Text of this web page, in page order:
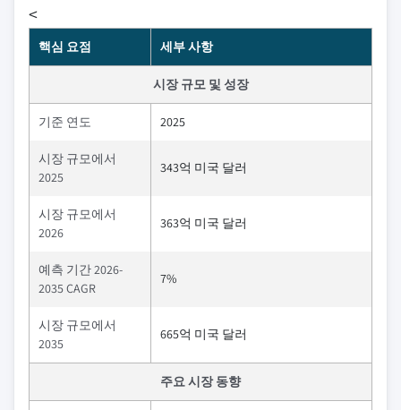
<
핵심 요점 세부 사항
시장 규모 및 성장
기준 연도 2025
시장 규모에서
2025
343억 미국 달러
시장 규모에서
2026
363억 미국 달러
예측 기간 2026-
2035 CAGR
7%
시장 규모에서
2035
665억 미국 달러
주요 시장 동향